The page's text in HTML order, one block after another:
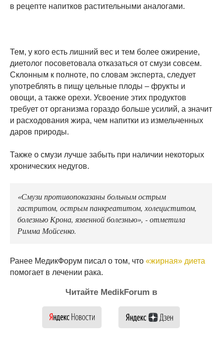
в рецепте напитков растительными аналогами.
Тем, у кого есть лишний вес и тем более ожирение,
диетолог посоветовала отказаться от смузи совсем.
Склонным к полноте, по словам эксперта, следует
употреблять в пищу цельные плоды – фрукты и
овощи, а также орехи. Усвоение этих продуктов
требует от организма гораздо больше усилий, а значит
и расходования жира, чем напитки из измельченных
даров природы.
Также о смузи лучше забыть при наличии некоторых
хронических недугов.
«Смузи противопоказаны больным острым
гастритом, острым панкреатитом, холециститом,
болезнью Крона, язвенной болезнью», - отметила
Римма Мойсенко.
Ранее МедикФорум писал о том, что «жирная» диета
помогает в лечении рака.
Читайте MedikForum в